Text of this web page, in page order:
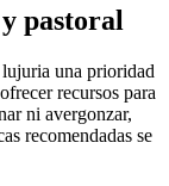
pastoral
una prioridad
recursos para
ni avergonzar,
recomendadas se